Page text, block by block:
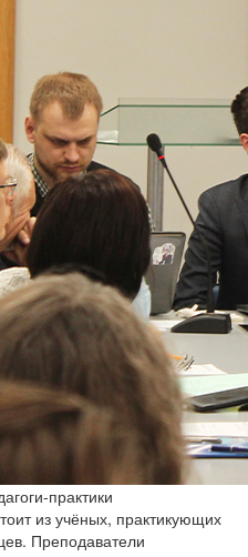
практики
из учёных, практикующих
Преподаватели